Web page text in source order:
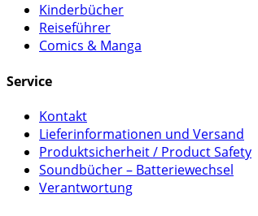
Kinderbücher
Reiseführer
Comics & Manga
Service
Kontakt
Lieferinformationen und Versand
Produktsicherheit / Product Safety
Soundbücher – Batteriewechsel
Verantwortung